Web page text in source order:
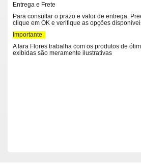
Entrega e Frete
Para consultar o prazo e valor de entrega.
clique em OK e verifique as opções
Importante
A Iara Flores trabalha com os produtos de
exibidas são meramente ilustrativas